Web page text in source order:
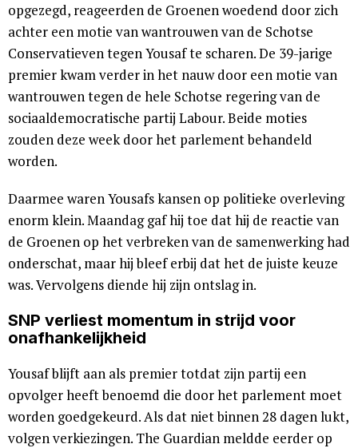
opgezegd, reageerden de Groenen woedend door zich
achter een motie van wantrouwen van de Schotse
Conservatieven tegen Yousaf te scharen. De 39-jarige
premier kwam verder in het nauw door een motie van
wantrouwen tegen de hele Schotse regering van de
sociaaldemocratische partij Labour. Beide moties
zouden deze week door het parlement behandeld
worden.
Daarmee waren Yousafs kansen op politieke overleving
enorm klein. Maandag gaf hij toe dat hij de reactie van
de Groenen op het verbreken van de samenwerking had
onderschat, maar hij bleef erbij dat het de juiste keuze
was. Vervolgens diende hij zijn ontslag in.
SNP verliest momentum in strijd voor
onafhankelijkheid
Yousaf blijft aan als premier totdat zijn partij een
opvolger heeft benoemd die door het parlement moet
worden goedgekeurd. Als dat niet binnen 28 dagen lukt,
volgen verkiezingen. The Guardian meldde eerder op